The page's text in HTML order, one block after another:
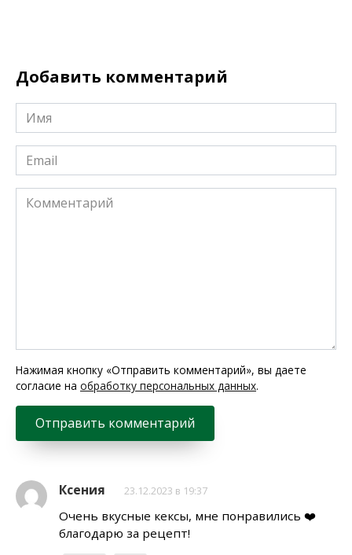
Добавить комментарий
Имя
*
Email
*
Комментарий
Нажимая кнопку «Отправить комментарий», вы даете
согласие на обработку персональных данных.
Ксения 23.12.2023 в 19:37
Очень вкусные кексы, мне понравились ❤️
благодарю за рецепт!